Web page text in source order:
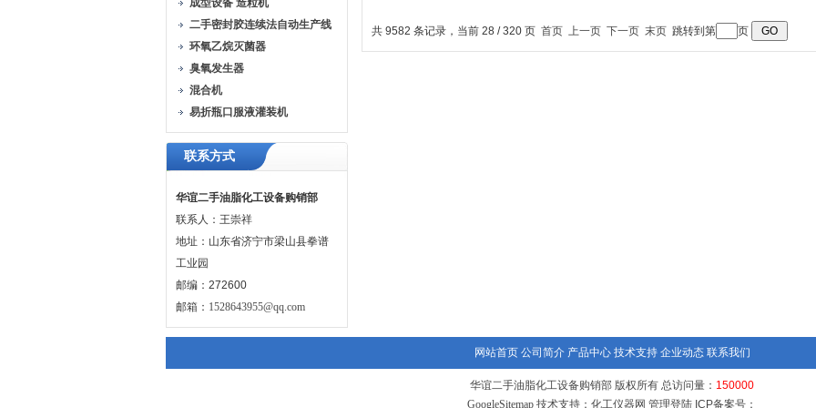
成型设备 造粒机
二手密封胶连续法自动生产线
环氧乙烷灭菌器
臭氧发生器
混合机
易折瓶口服液灌装机
联系方式
华谊二手油脂化工设备购销部
联系人：王崇祥
地址：山东省济宁市梁山县拳谱
工业园
邮编：272600
邮箱： 1528643955@qq.com
共 9582 条记录，当前 28 / 320 页 首页 上一页 下一页 末页 跳转到第 页
网站首页 公司简介 产品中心 技术支持 企业动态 联系我们
华谊二手油脂化工设备购销部 版权所有 总访问量： 150000
GoogleSitemap 技术支持： 化工仪器网 管理登陆 ICP备案号：